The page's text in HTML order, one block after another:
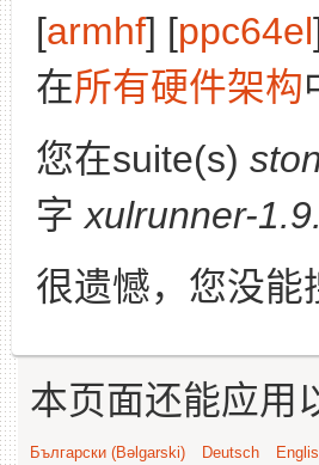
[armhf] [ppc64el
在所有硬件架构
您在suite(s)
字 xulrunner-
很遗憾，您没能
本页面还能应用
Български (Bəlgarski) Deutsch